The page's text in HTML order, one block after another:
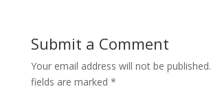
Submit a Comment
Your email address will not be published.
fields are marked *